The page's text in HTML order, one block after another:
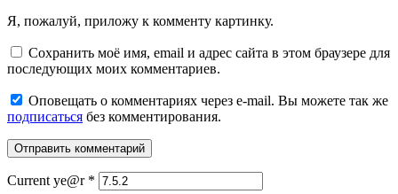
Я, пожалуй, приложу к комменту картинку.
Сохранить моё имя, email и адрес сайта в этом браузере для
последующих моих комментариев.
Оповещать о комментариях через e-mail. Вы можете так же
подписаться без комментирования.
Current ye@r *